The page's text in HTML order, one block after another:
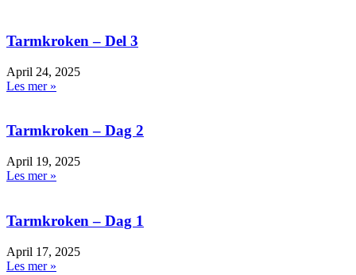
Tarmkroken – Del 3
April 24, 2025
Les mer »
Tarmkroken – Dag 2
April 19, 2025
Les mer »
Tarmkroken – Dag 1
April 17, 2025
Les mer »